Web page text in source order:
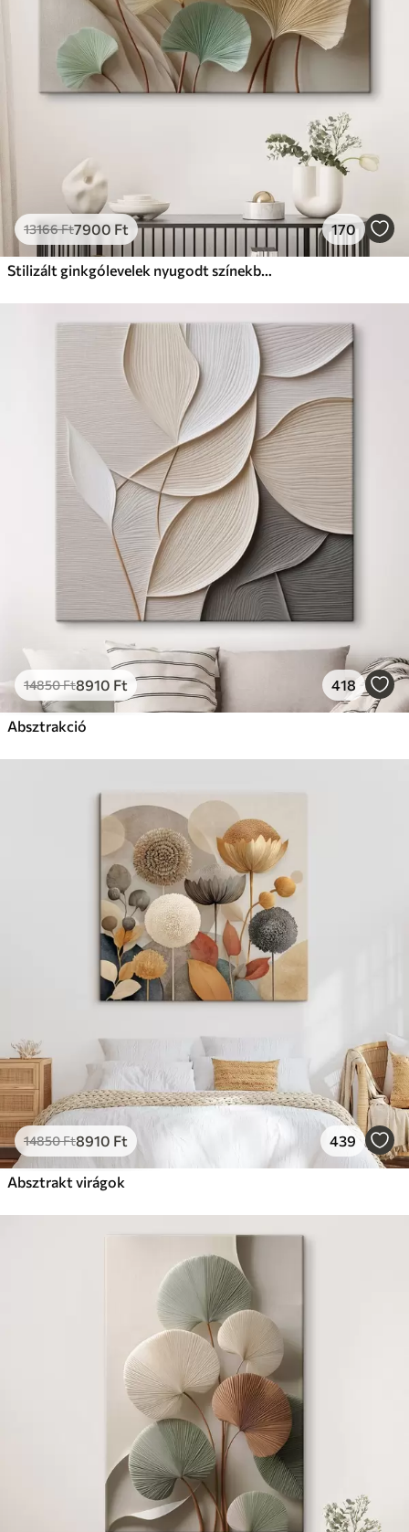
Ft
Élénk, gazdag színek
Fakulásálló
✓Biztonságos, szagtalan tinta
Eco-Prémium
Tól37215Ft
✓Élénk, gazdag színek
✓Fakulásálló
Környezetbarát anyag
13166Ft7900 Ft 170
Stilizált ginkgólevelek nyugodt színekben
14850Ft8910 Ft 418
Absztrakció
14850Ft8910 Ft 439
Absztrakt virágok